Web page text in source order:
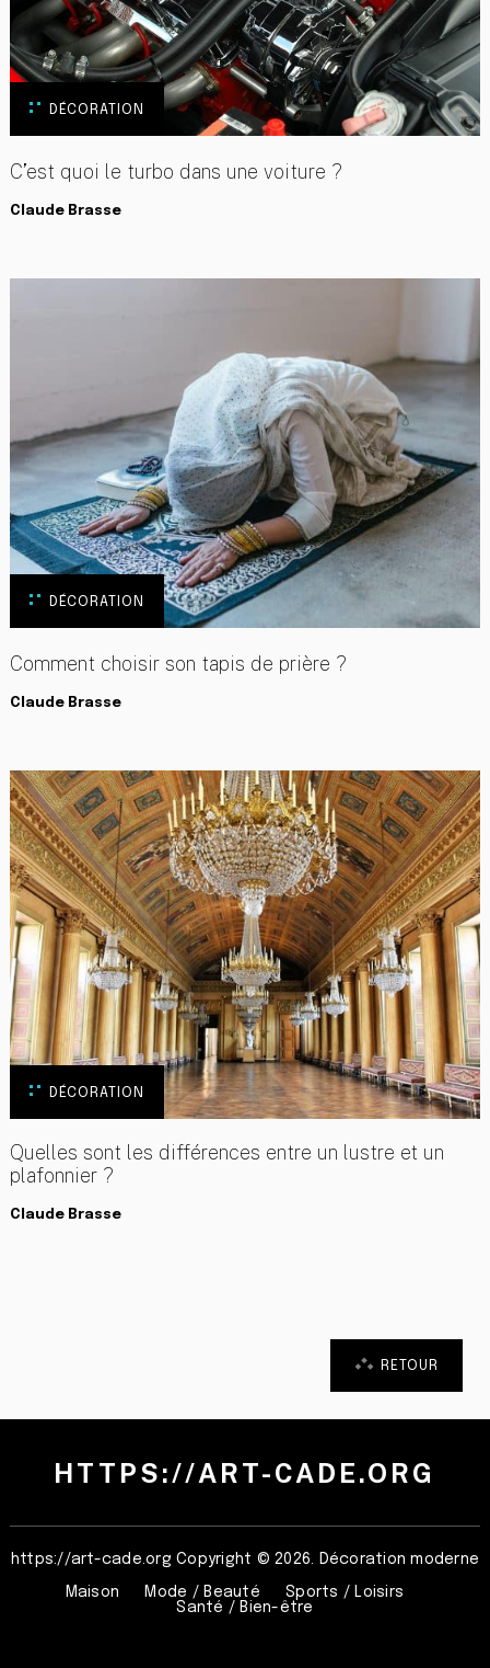
DÉCORATION
C’est quoi le turbo dans une voiture ?
Claude Brasse
DÉCORATION
Comment choisir son tapis de prière ?
Claude Brasse
DÉCORATION
Quelles sont les différences entre un lustre et un
plafonnier ?
Claude Brasse
RETOUR
HTTPS://ART-CADE.ORG
https://art-cade.org Copyright © 2026. Décoration moderne
Maison Mode / Beauté
Sports / Loisirs
Santé / Bien-être